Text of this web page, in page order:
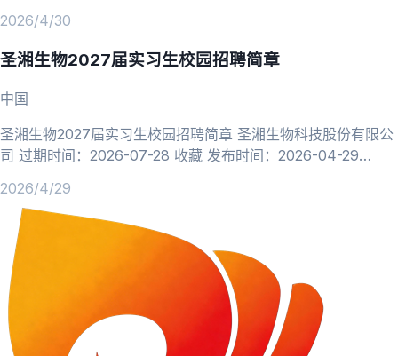
馨提示：抵制招聘诈骗，加强自我保护，以任何理由索取财物，
均涉嫌违法，请提高警惕！ 招聘公告详情 康龙化成2026全球校
园招聘 化学、药学、化工与制药、生物、医学等专业 企业简介
康龙化成（股票代码
2026/4/30
圣湘生物2027届实习生校园招聘简章
中国
圣湘生物2027届实习生校园招聘简章 圣湘生物科技股份有限公
司 过期时间：2026-07-28 收藏 发布时间：2026-04-29
我保护，以任何理由索取财物，均涉嫌违法，请提高警惕！ 招
聘公告详情 圣湘生物2027届实习生校园招聘简章 一、公司简介
国级平台 科创标杆 圣湘生物科技股份有限公司，科创板上市企
业（股票代码：6882
2026/4/29